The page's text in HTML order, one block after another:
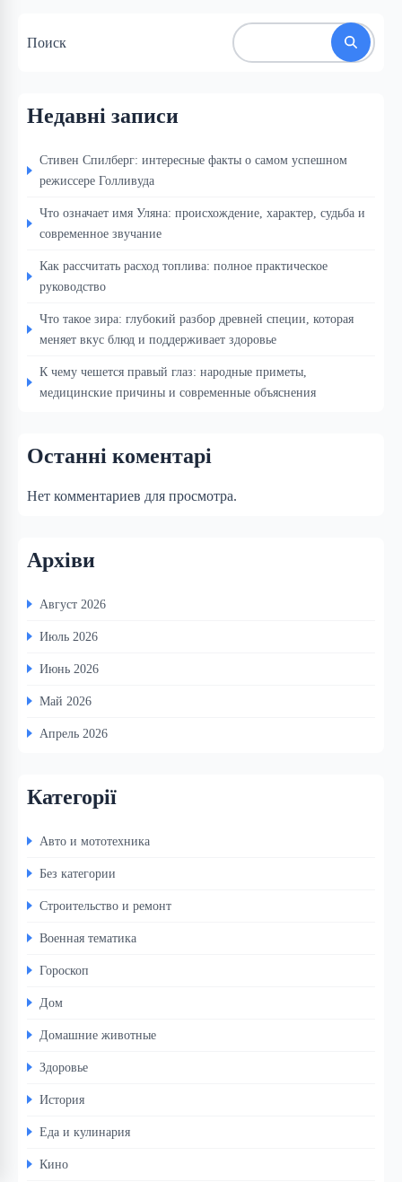
Поиск
Недавні записи
Стивен Спилберг: интересные факты о самом успешном
режиссере Голливуда
Что означает имя Уляна: происхождение, характер, судьба и
современное звучание
Как рассчитать расход топлива: полное практическое
руководство
Что такое зира: глубокий разбор древней специи, которая
меняет вкус блюд и поддерживает здоровье
К чему чешется правый глаз: народные приметы,
медицинские причины и современные объяснения
Останні коментарі
Нет комментариев для просмотра.
Архіви
Август 2026
Июль 2026
Июнь 2026
Май 2026
Апрель 2026
Категорії
Авто и мототехника
Без категории
Строительство и ремонт
Военная тематика
Гороскоп
Дом
Домашние животные
Здоровье
История
Еда и кулинария
Кино